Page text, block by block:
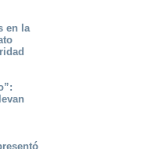
en la